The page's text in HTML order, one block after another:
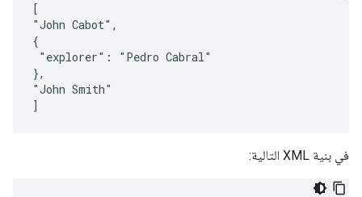
[
"John Cabot",
{
"explorer": "Pedro Cabral"
},
"John Smith"
]
في بنية XML التالية: